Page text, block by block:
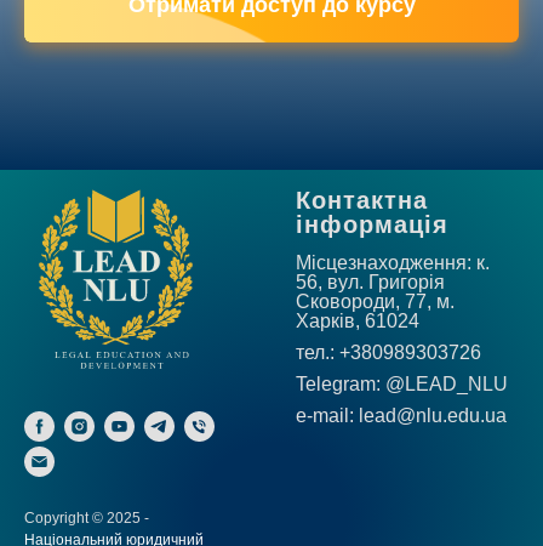
Отримати доступ до курсу
Copyright © 2025 -
Національний юридичний
Контактна
інформація
Місцезнаходження: к.
56, вул. Григорія
Сковороди, 77, м.
Харків, 61024
тел.: +380989303726
Telegram: @LEAD_NLU
е-mail: lead@nlu.edu.ua